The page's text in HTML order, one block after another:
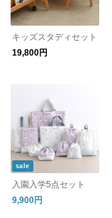
キッズスタディセット
19,800円
sale
入園入学5点セット
9,900円